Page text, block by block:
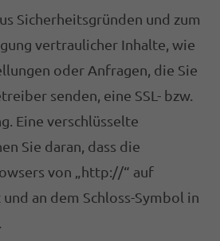
Sicherheitsgründen und zum
vertraulicher Inhalte, wie
oder Anfragen, die Sie
senden, eine SSL- bzw.
Eine verschlüsselte
Sie daran, dass die
von „http://“ auf
und an dem Schloss-Symbol in